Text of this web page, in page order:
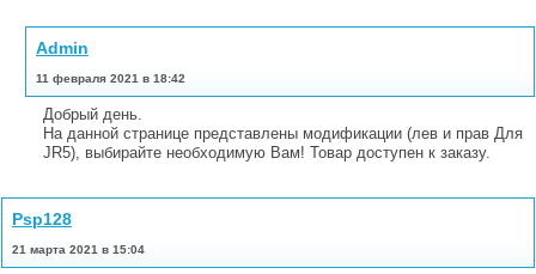
Admin
11 февраля 2021 в 18:42
Добрый день.
На данной странице представлены модификации (лев и прав Для
JR5), выбирайте необходимую Вам! Товар доступен к заказу.
Psp128
21 марта 2021 в 15:04